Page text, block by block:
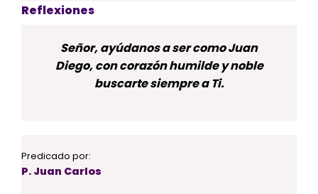
Reflexiones
Señor, ayúdanos a ser como Juan
Diego, con corazón humilde y noble
buscarte siempre a Ti.
Predicado por:
P. Juan Carlos